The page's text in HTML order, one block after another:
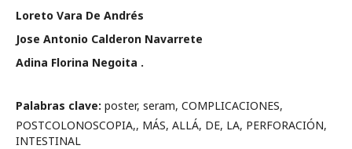
Loreto Vara De Andrés
Jose Antonio Calderon Navarrete
Adina Florina Negoita .
Palabras clave: poster, seram, COMPLICACIONES,
POSTCOLONOSCOPIA,, MÁS, ALLÁ, DE, LA, PERFORACIÓN,
INTESTINAL